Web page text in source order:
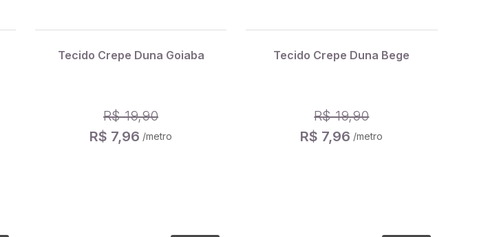
Tecido Crepe Duna Goiaba
R$ 19,90
R$ 7,96 /metro
Tecido Crepe Duna Bege
R$ 19,90
R$ 7,96 /metro